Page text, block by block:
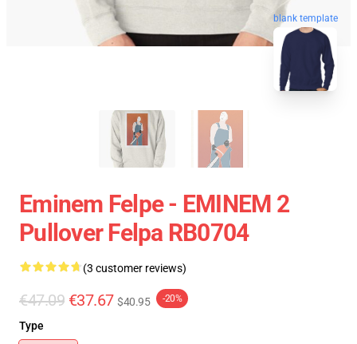
blank template
Eminem Felpe - EMINEM 2
Pullover Felpa RB0704
(3 customer reviews)
€47.09 €37.67 $40.95 -20%
Type